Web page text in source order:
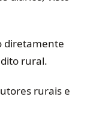
diretamente
rural.
rurais e